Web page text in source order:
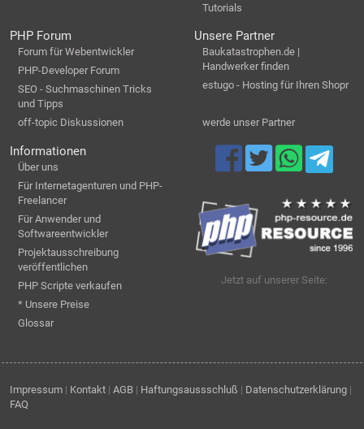
Tutorials
PHP Forum
Forum für Webentwickler
PHP-Developer Forum
SEO - Suchmaschinen Tricks
und Tipps
off-topic Diskussionen
Unsere Partner
Baukatastrophen.de |
Handwerker finden
estugo - Hosting für Ihren Shopr
werde unser Partner
Informationen
Über uns
Für Internetagenturen und PHP-
Freelancer
Für Anwender und
Softwareentwickler
Projektausschreibung
veröffentlichen
PHP Scripte verkaufen
* Unsere Preise
Glossar
Jetzt auf unserer Seite:
Impressum | Kontakt | AGB | Haftungsaussschluß | Datenschutzerklärung |
FAQ